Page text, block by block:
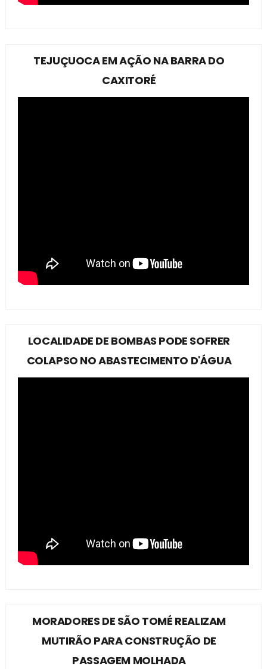
TEJUÇUOCA EM AÇÃO NA BARRA DO
CAXITORÉ
LOCALIDADE DE BOMBAS PODE SOFRER
COLAPSO NO ABASTECIMENTO D'ÁGUA
MORADORES DE SÃO TOMÉ REALIZAM
MUTIRÃO PARA CONSTRUÇÃO DE
PASSAGEM MOLHADA